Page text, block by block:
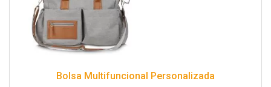
Bolsa Multifuncional Personalizada